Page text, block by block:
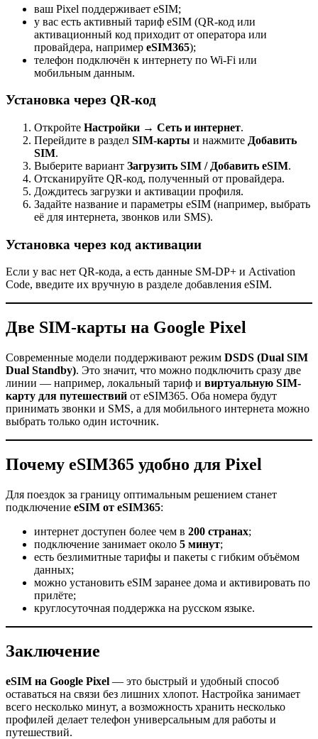
ваш Pixel поддерживает eSIM;
у вас есть активный тариф eSIM (QR-код или
активационный код приходит от оператора или
провайдера, например eSIM365);
телефон подключён к интернету по Wi-Fi или
мобильным данным.
Установка через QR-код
Откройте Настройки → Сеть и интернет.
Перейдите в раздел SIM-карты и нажмите Добавить
SIM.
Выберите вариант Загрузить SIM / Добавить eSIM.
Отсканируйте QR-код, полученный от провайдера.
Дождитесь загрузки и активации профиля.
Задайте название и параметры eSIM (например, выбрать
её для интернета, звонков или SMS).
Установка через код активации
Если у вас нет QR-кода, а есть данные SM-DP+ и Activation
Code, введите их вручную в разделе добавления eSIM.
Две SIM-карты на Google Pixel
Современные модели поддерживают режим DSDS (Dual SIM
Dual Standby). Это значит, что можно подключить сразу две
линии — например, локальный тариф и виртуальную SIM-
карту для путешествий от eSIM365. Оба номера будут
принимать звонки и SMS, а для мобильного интернета можно
выбрать только один источник.
Почему eSIM365 удобно для Pixel
Для поездок за границу оптимальным решением станет
подключение eSIM от eSIM365:
интернет доступен более чем в 200 странах;
подключение занимает около 5 минут;
есть безлимитные тарифы и пакеты с гибким объёмом
данных;
можно установить eSIM заранее дома и активировать по
прилёте;
круглосуточная поддержка на русском языке.
Заключение
eSIM на Google Pixel — это быстрый и удобный способ
оставаться на связи без лишних хлопот. Настройка занимает
всего несколько минут, а возможность хранить несколько
профилей делает телефон универсальным для работы и
путешествий.